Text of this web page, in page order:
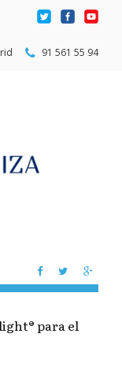
91 561 55 94
para el